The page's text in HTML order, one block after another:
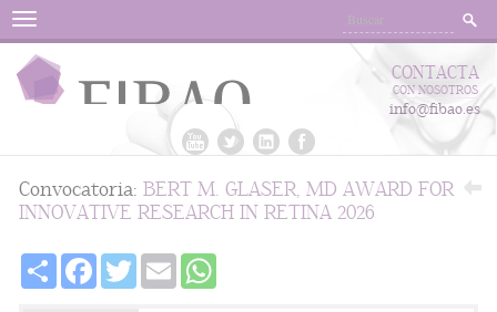
Menu
CONTACTA
CON NOSOTROS
info@fibao.es
Convocatoria: BERT M. GLASER, MD AWARD FOR
INNOVATIVE RESEARCH IN RETINA 2026
Share FacebookTwitter Email